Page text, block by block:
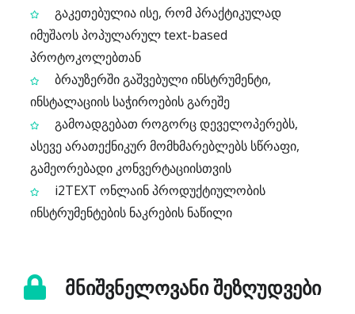
გაკეთებულია ისე, რომ პრაქტიკულად
იმუშაოს პოპულარულ text-based
პროტოკოლებთან
ბრაუზერში გაშვებული ინსტრუმენტი,
ინსტალაციის საჭიროების გარეშე
გამოადგებათ როგორც დეველოპერებს,
ასევე არათექნიკურ მომხმარებლებს სწრაფი,
გამეორებადი კონვერტაციისთვის
i2TEXT ონლაინ პროდუქტიულობის
ინსტრუმენტების ნაკრების ნაწილი
მნიშვნელოვანი შეზღუდვები